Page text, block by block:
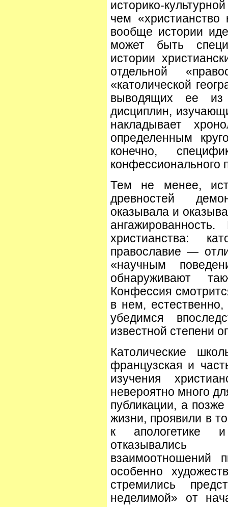
историко-
чем «христианство
вообще истории
может быть
истории
отдельной
«католической
выводящих ее из
дисциплин,
накладывает
определенным
конечно,
конфессионального
Тем не менее,
древностей
оказывала и
христианства:
православие —
«научным
обнаруживают
Конфессия
в нем,
убедимся
известной степени
Католические
французская и
изучения
невероятно много
публикации, а
жизни, проявили в
к апологетике
взаимоотношений
особенно
стремились
неделимой» от